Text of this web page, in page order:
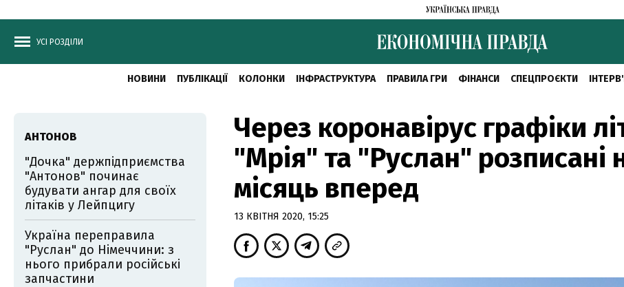
УСІ РОЗДІЛИ
НОВИНИ ПУБЛІКАЦІЇ КОЛОНКИ ІНФРАСТРУКТУРА ПРАВИЛА ГРИ ФІНАНСИ СПЕЦПРОЄКТИ
Через коронавірус графіки
"Мрія" та "Руслан" розписані
місяць вперед
13 КВІТНЯ 2020, 15:25
АНТОНОВ
"Дочка" держпідприємства
"Антонов" починає
будувати ангар для своїх
літаків у Лейпцигу
Україна переправила
"Руслан" до Німеччини: з
нього прибрали російські
запчастини